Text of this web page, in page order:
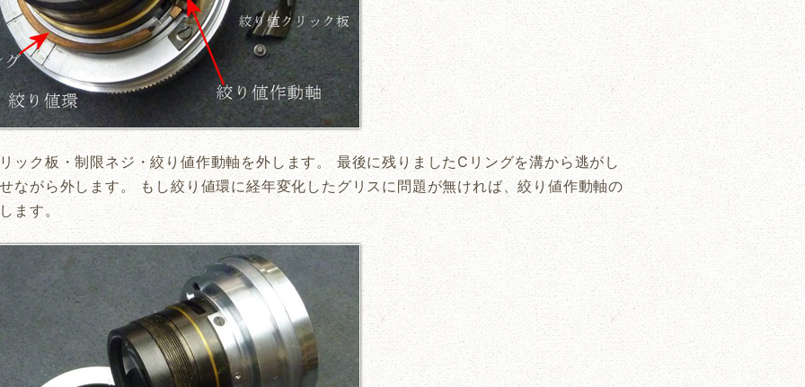
ック板・制限ネジ・絞り値作動軸を外します。 最後に残りましたCリングを溝から逃がし
ながら外します。 もし絞り値環に経年変化したグリスに問題が無ければ、絞り値作動軸の
ます。